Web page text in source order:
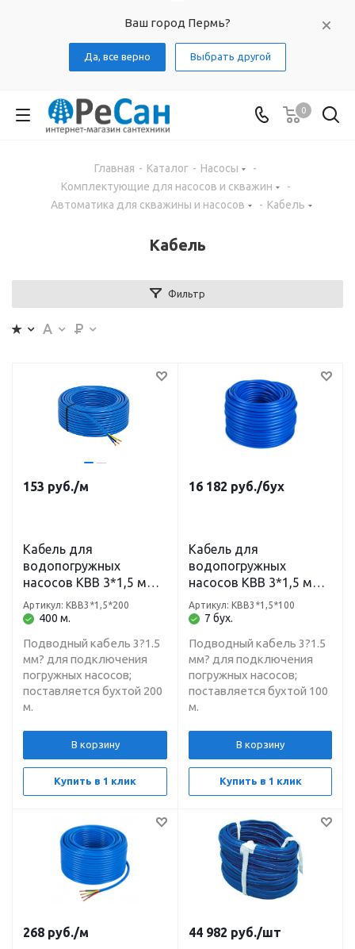
Ваш город Пермь?
Да, все верно Выбрать другой
0
Главная - Каталог - Насосы
-
Комплектующие для насосов и скважин
-
Автоматика для скважины и насосов
- Кабель
Кабель
Фильтр
153 руб./м
Кабель для
водопогружных
насосов КВВ 3*1,5 мм
синий (бухта 200м)
400 м.
Артикул: КВВ3*1,5*200
Подводный кабель 3?1.5
мм? для подключения
погружных насосов;
поставляется бухтой 200
м.
В корзину
Купить в 1 клик
16 182 руб./бух
Кабель для
водопогружных
насосов КВВ 3*1,5 мм
синий бухта 100м
7 бух.
Артикул: КВВ3*1,5*100
Подводный кабель 3?1.5
мм? для подключения
погружных насосов;
поставляется бухтой 100
м.
В корзину
Купить в 1 клик
268 руб./м 44 982 руб./шт